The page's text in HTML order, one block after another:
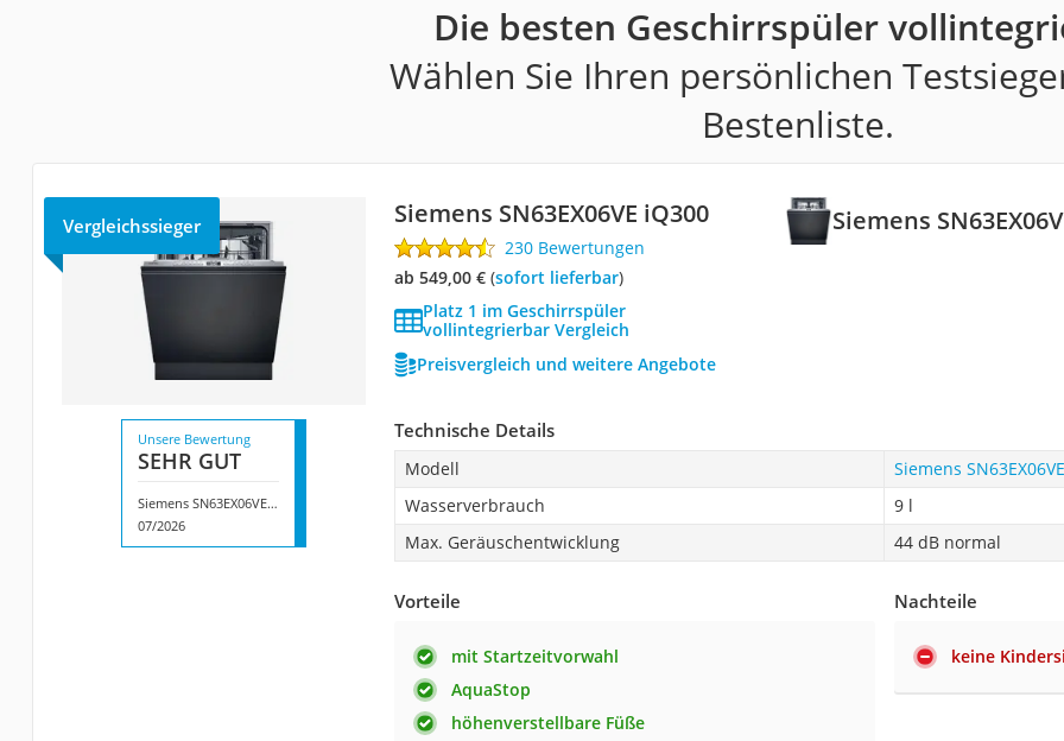
Die besten Geschirrspüler
Wählen Sie Ihren persönlichen
Bestenliste.
Siemens
Vergleichssieger Siemens SN63EX06VE iQ300
230 Bewertungen
ab 549,00 €( Sofort lieferbar)
Platz 1 im Geschirrspüler
vollintegrierbar Vergleich
Preisvergleich und weitere Angebote
Unsere Bewertung
SEHR GUT
Siemens SN63EX06VE iQ300
07/2026
Technische Details
Modell
Siemens
Wasserverbrauch
9 l
Max. Geräuschentwicklung
44 dB normal
Vorteile
mit Startzeitvorwahl
AquaStop
höhenverstellbare Füße
Nachteile
keine